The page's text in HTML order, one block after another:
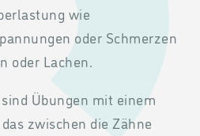
wie
oder Schmerzen
oder Lachen.
Übungen mit einem
zwischen die Zähne